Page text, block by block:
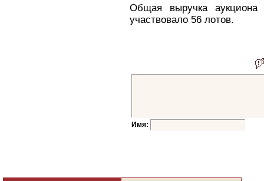
Общая выручка
участвовало 56 лотов.
Имя: